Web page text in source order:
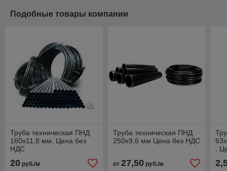
Подобные товары компании
Труба техническая ПНД
160х11,8 мм. Цена без
НДС
20 руб./м
Труба техническая ПНД
250х9,6 мм Цена без НДС
от 27,50руб./м
.